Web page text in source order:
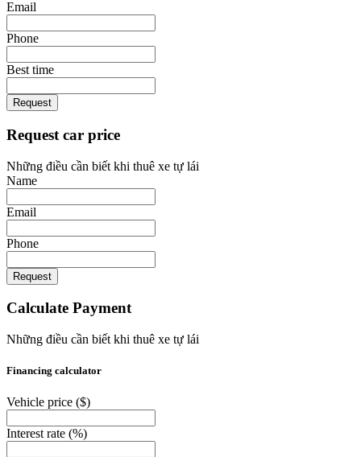
Email
Phone
Best time
Request
Request car price
Những điều cần biết khi thuê xe tự lái
Name
Email
Phone
Request
Calculate Payment
Những điều cần biết khi thuê xe tự lái
Financing calculator
Vehicle price ($)
Interest rate (%)